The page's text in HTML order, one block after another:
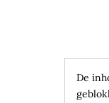
De